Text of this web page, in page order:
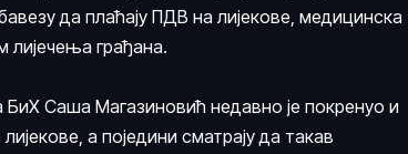
да плаћају ПДВ на лијекове, медицинска
грађана.
Саша Магазиновић недавно је покренуо и
а поједини сматрају да такав